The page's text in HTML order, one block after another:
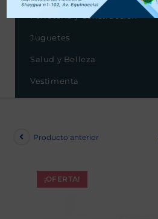
Ferretería y Construcción
Juguetes
Salud y Belleza
Vestimenta
¡OFERTA!
Producto anterior